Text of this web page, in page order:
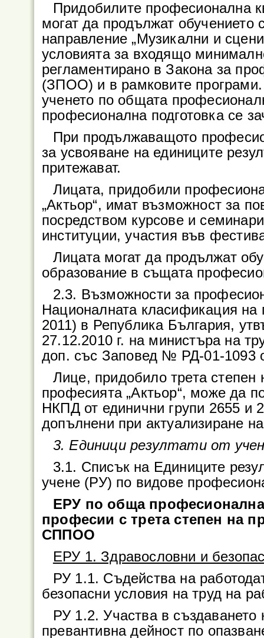
Придобилите професионална
могат да продължат
направление „Музикални и
условията за входящо
регламентирано в Закона за
(ЗПOО) и в рамковите програми.
ученето по общата
професионална подготовка се
При продължаващото
за усвояване на единиците
притежават.
Лицата, придобили
„Актьор“, имат възможност за
посредством курсове и
институции, участия във
Лицата могат да продължат
образование в същата
2.3. Възможности за
Националната класификация
2011) в Република България,
27.12.2010 г. на министъра на
доп. със Заповед № РД-01-1093
Лице, придобило трета
професията „Актьор“, може да
НКПД от единични групи 2655 и
допълнени при актуализиране
3. Единици резултати от
3.1. Списък на Единиците
учене (РУ) по видове
ЕРУ по обща професионална
професии с трета степен на
СППОО
ЕРУ 1. Здравословни и
РУ 1.1. Съдейства на
безопасни условия на труд на
РУ 1.2. Участва в
превантивна дейност по